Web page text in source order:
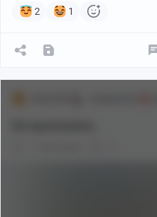
2 1